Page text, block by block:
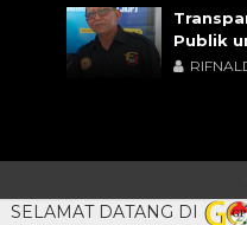
Publik
SELAMAT DATANG DI